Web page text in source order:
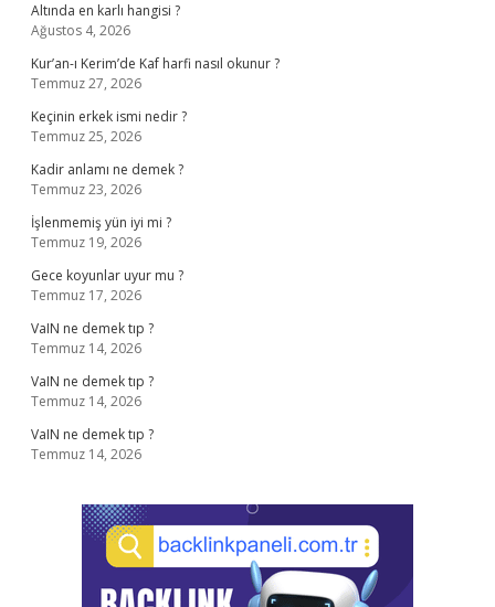
Altında en karlı hangisi ?
Ağustos 4, 2026
Kur’an-ı Kerim’de Kaf harfi nasıl okunur ?
Temmuz 27, 2026
Keçinin erkek ismi nedir ?
Temmuz 25, 2026
Kadir anlamı ne demek ?
Temmuz 23, 2026
İşlenmemiş yün iyi mi ?
Temmuz 19, 2026
Gece koyunlar uyur mu ?
Temmuz 17, 2026
VaIN ne demek tıp ?
Temmuz 14, 2026
VaIN ne demek tıp ?
Temmuz 14, 2026
VaIN ne demek tıp ?
Temmuz 14, 2026